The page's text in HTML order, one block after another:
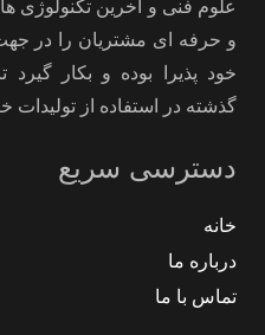
علوم فنی و آخرین تکنولوژی
و حرفه ای مشتریان را در جهت
خود پذیرا بوده و بکار
گذشته در استفاده از تولیدات
دسترسی سریع
خانه
درباره ما
تماس با ما